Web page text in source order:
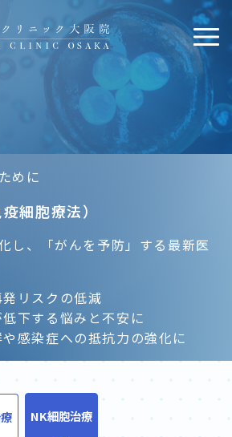
めに
細胞療法）
し、「がんを予防」する最新医
リスクの低減
下する悩みと不安に
感染症への抵抗力の強化に
NK細胞治療